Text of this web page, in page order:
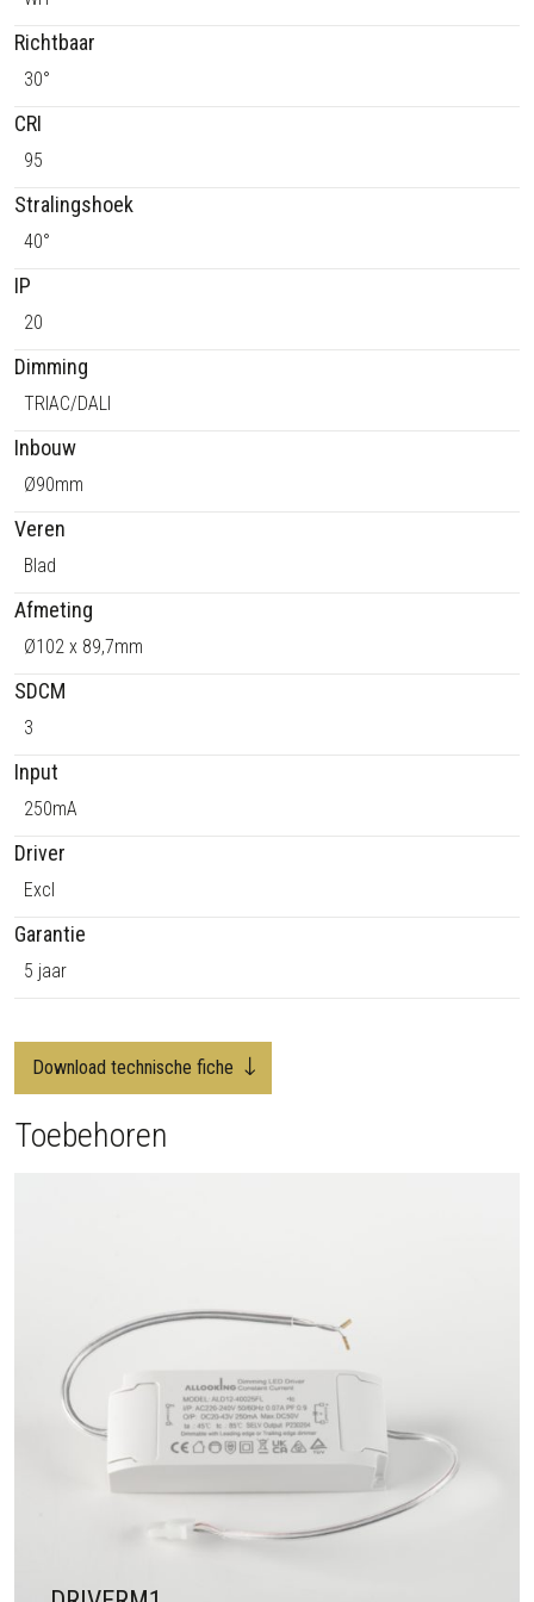
Richtbaar
30°
CRI
95
Stralingshoek
40°
IP
20
Dimming
TRIAC/DALI
Inbouw
Ø90mm
Veren
Blad
Afmeting
Ø102 x 89,7mm
SDCM
3
Input
250mA
Driver
Excl
Garantie
5 jaar
Download technische fiche
Toebehoren